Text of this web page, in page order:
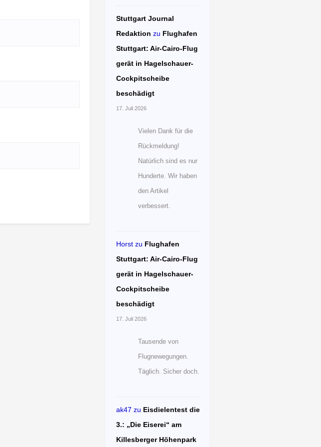
Stuttgart Journal
Redaktion zu Flughafen
Stuttgart: Air-Cairo-Flug
gerät in Hagelschauer-
Cockpitscheibe
beschädigt
17. Juli 2026
Vielen Dank für die
Rückmeldung!
Natürlich sind es nur
Hunderte. Wir haben
den Artikel
verbessert.
Horstzu Flughafen
Stuttgart: Air-Cairo-Flug
gerät in Hagelschauer-
Cockpitscheibe
beschädigt
17. Juli 2026
Tausende von
Flugnewegungen.
Täglich. Sicher doch.
ak47 zu Eisdielentest die
3.: „Die Eiserei“ am
Killesberger Höhenpark